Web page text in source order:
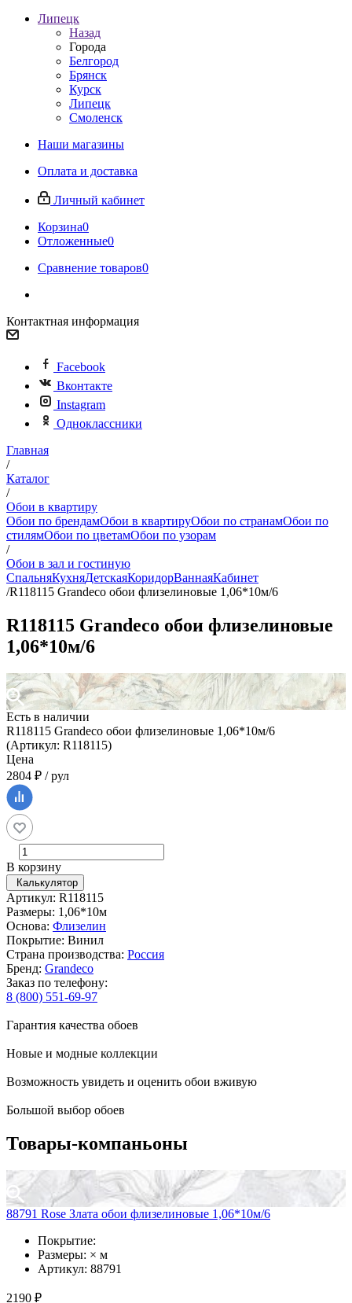
Липецк
Назад
Города
Белгород
Брянск
Курск
Липецк
Смоленск
Наши магазины
Оплата и доставка
Личный кабинет
Корзина0
Отложенные0
Сравнение товаров0
Контактная информация
Facebook
Вконтакте
Instagram
Одноклассники
Главная
/
Каталог
/
Обои в квартиру
Обои по брендамОбои в квартируОбои по странамОбои по
стилямОбои по цветамОбои по узорам
/
Обои в зал и гостиную
СпальняКухняДетскаяКоридорВаннаяКабинет
/R118115 Grandeco обои флизелиновые 1,06*10м/6
R118115 Grandeco обои флизелиновые
1,06*10м/6
Есть в наличии
R118115 Grandeco обои флизелиновые 1,06*10м/6
(Артикул: R118115)
Цена
2804 ₽ / рул
В корзину
Калькулятор
Артикул: R118115
Размеры: 1,06*10м
Основа: Флизелин
Покрытие: Винил
Страна производства: Россия
Бренд: Grandeco
Заказ по телефону:
8 (800) 551-69-97
Гарантия качества обоев
Новые и модные коллекции
Возможность увидеть и оценить обои вживую
Большой выбор обоев
Товары-компаньоны
88791 Rose Злата обои флизелиновые 1,06*10м/6
Покрытие:
Размеры: × м
Артикул: 88791
2190 ₽